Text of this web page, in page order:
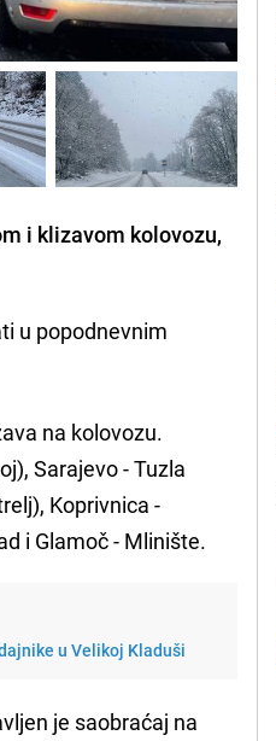
i klizavom kolovozu,
u popodnevnim
na kolovozu.
Sarajevo - Tuzla
Koprivnica -
i Glamoč - Mlinište.
u Velikoj Kladuši
je saobraćaj na